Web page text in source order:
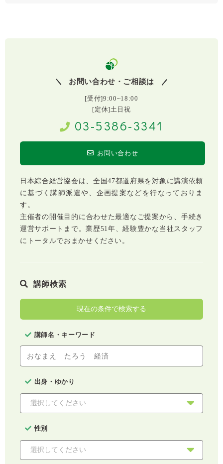
お問い合わせ・ご相談は
[受付]9:00~18:00
[定休]土日祝
03-5386-3341
お問い合わせ
日本綜合経営協会は、全国47都道府県を対象に講演依頼
に基づく講師派遣や、企画提案などを行なっておりま
す。
主催者の開催目的に合わせた最適なご提案から、手続き
運営サポートまで。業歴51年、経験豊かな当社スタッフ
にトータルでおまかせください。
講師検索
現在の条件で検索する
講師名・キーワード
出身・ゆかり
性別